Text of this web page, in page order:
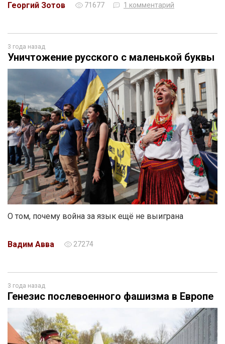
Георгий Зотов
71677 1 комментарий
3 года назад
Уничтожение русского с маленькой буквы
О том, почему война за язык ещё не выиграна
Вадим Авва 27274
3 года назад
Генезис послевоенного фашизма в Европе